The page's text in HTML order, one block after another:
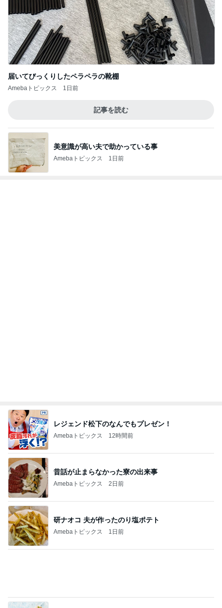
届いてびっくりしたペラペラの靴棚
Amebaトピックス 1日前
記事を読む
美意識が高い夫で助かっている事
Amebaトピックス 1日前
レジェンド松下のなんでもプレゼン！
Amebaトピックス 12時間前
昔話が止まらなかった寮の出来事
Amebaトピックス 2日前
研ナオコ 夫が作ったのり塩ポテト
Amebaトピックス 1日前